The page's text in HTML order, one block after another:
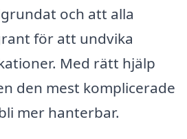
och att alla
för att undvika
Med rätt hjälp
den mest komplicerade
mer hanterbar.